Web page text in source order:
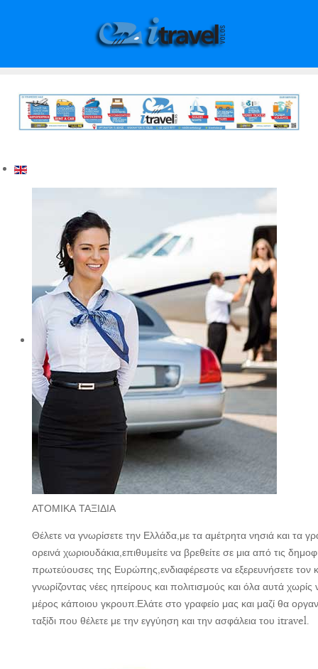
ΑΤΟΜΙΚΑ ΤΑΞΙΔΙΑ
Θέλετε να γνωρίσετε την Ελλάδα,με τα αμέτρητα νησιά και τα
ορεινά χωριουδάκια,επιθυμείτε να βρεθείτε σε μια από τις
πρωτεύουσες της Ευρώπης,ενδιαφέρεστε να εξερευνήσετε τον
γνωρίζοντας νέες ηπείρους και πολιτισμούς και όλα αυτά χωρίς
μέρος κάποιου γκρουπ.Ελάτε στο γραφείο μας και μαζί θα
ταξίδι που θέλετε με την εγγύηση και την ασφάλεια του itravel.